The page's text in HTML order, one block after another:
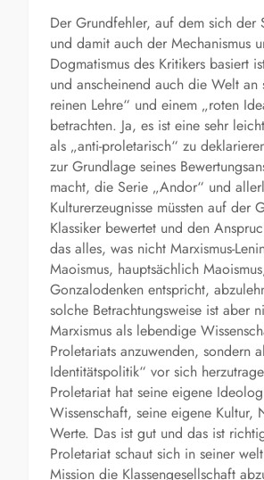
Der Grundfehler, auf dem sich der
und damit auch der Mechanismus
Dogmatismus des Kritikers basiert
und anscheinend auch die Welt an
reinen Lehre“ und einem „roten
betrachten. Ja, es ist eine sehr
als „anti-proletarisch“ zu
zur Grundlage seines
macht, die Serie „Andor“ und
Kulturerzeugnisse müssten auf der
Klassiker bewertet und den
das alles, was nicht Marxismus-
Maoismus, hauptsächlich
Gonzalodenken entspricht,
solche Betrachtungsweise ist aber
Marxismus als lebendige
Proletariats anzuwenden, sondern
Identitätspolitik“ vor sich
Proletariat hat seine eigene
Wissenschaft, seine eigene Kultur,
Werte. Das ist gut und das ist
Proletariat schaut sich in seiner
Mission die Klassengesellschaft